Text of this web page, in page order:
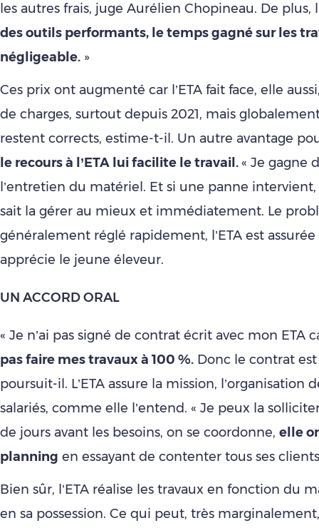
les autres frais, juge Aurélien Chopineau. De plus,
des outils performants, le temps gagné sur les
négligeable. »
Ces prix ont augmenté car l’ETA fait face, elle
de charges, surtout depuis 2021, mais
restent corrects, estime-t-il. Un autre avantage
le recours à l’ETA lui facilite le travail.« Je gagne
l’entretien du matériel. Et si une panne intervient,
sait la gérer au mieux et immédiatement. Le
généralement réglé rapidement, l’ETA est assurée
apprécie le jeune éleveur.
UN ACCORD ORAL
« Je n’ai pas signé de contrat écrit avec mon ETA
pas faire mes travaux à 100 %. Donc le contrat est
poursuit-il. L’ETA assure la mission, l’organisation
salariés, comme elle l’entend. « Je peux la
de jours avant les besoins, on se coordonne, elle
planning en essayant de contenter tous ses
Bien sûr, l’ETA réalise les travaux en fonction du
en sa possession. Ce qui peut, très